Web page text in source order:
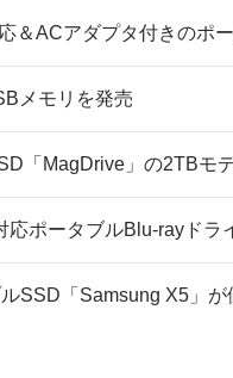
＆ACアダプタ付きのポ
メモリを発売
「MagDrive」の2TBモ
応ポータブルBlu-rayドラ
SSD「Samsung X5」が